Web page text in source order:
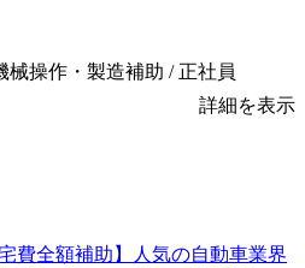
械操作・製造補助 / 正社員
詳細を表示